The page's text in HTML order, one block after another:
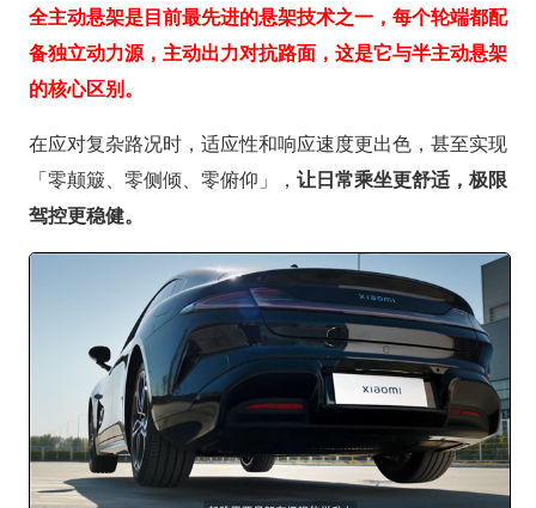
全主动悬架是目前最先进的悬架技术之一，每个轮端都配
备独立动力源，主动出力对抗路面，这是它与半主动悬架
的核心区别。
在应对复杂路况时，适应性和响应速度更出色，甚至实现
「零颠簸、零侧倾、零俯仰」， 让日常乘坐更舒适，极限
驾控更稳健。